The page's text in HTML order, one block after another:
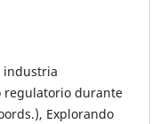
industria
regulatorio durante
Explorando